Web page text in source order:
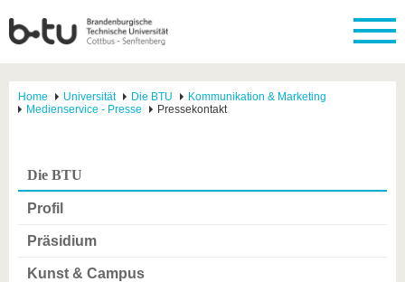
Home Universität Die BTU
Kommunikation & Marketing
Medienservice - Presse
Pressekontakt
Die BTU
Profil
Präsidium
Kunst & Campus